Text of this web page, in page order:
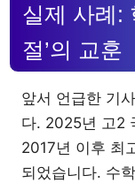
실제 사례:
절’의 교훈
앞서 언급한 기
다. 2025년 고2
2017년 이후 최
되었습니다. 수